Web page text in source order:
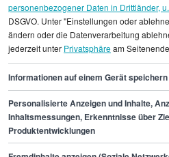
Gehaltsinformationen
Leiter/in Vertriebscontrolling
Leiter/in Vertriebscontrolling
Finde den
der zu dir
personenbezogener Daten in Drittländer,
DSGVO. Unter "Einstellungen oder
ändern oder die Datenverarbeitung
jederzeit unter Privatsphäream
Informationen auf einem Gerät
Personalisierte Anzeigen und Inhalte,
Inhaltsmessungen, Erkenntnisse über
Produktentwicklungen